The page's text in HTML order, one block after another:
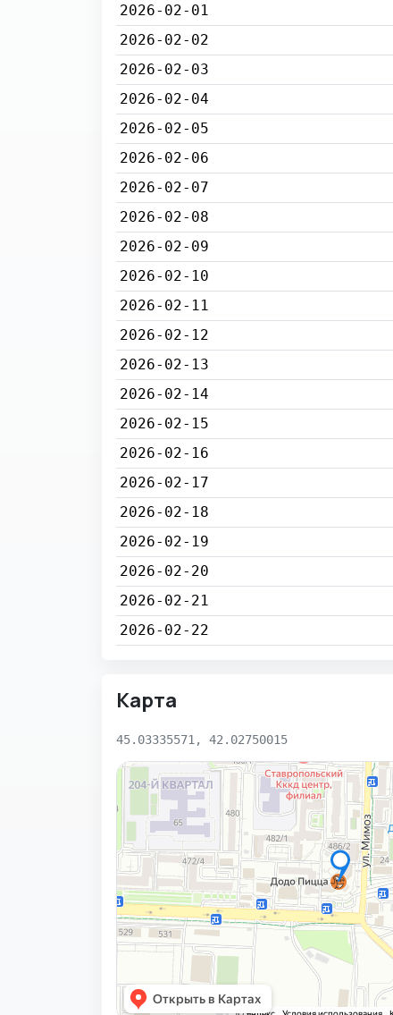
2026-02-01
2026-02-02
2026-02-03
2026-02-04
2026-02-05
2026-02-06
2026-02-07
2026-02-08
2026-02-09
2026-02-10
2026-02-11
2026-02-12
2026-02-13
2026-02-14
2026-02-15
2026-02-16
2026-02-17
2026-02-18
2026-02-19
2026-02-20
2026-02-21
2026-02-22
Карта
45.03335571, 42.02750015